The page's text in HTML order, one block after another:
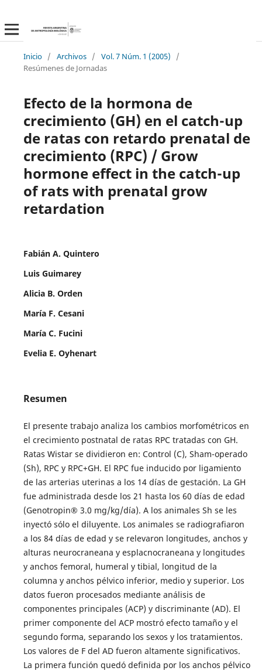
Inicio / Archivos / Vol. 7 Núm. 1 (2005)
/
Resúmenes de Jornadas
Efecto de la hormona de
crecimiento (GH) en el catch-up
de ratas con retardo prenatal de
crecimiento (RPC) / Grow
hormone effect in the catch-up
of rats with prenatal grow
retardation
Fabián A. Quintero
Luis Guimarey
Alicia B. Orden
María F. Cesani
María C. Fucini
Evelia E. Oyhenart
Resumen
El presente trabajo analiza los cambios morfométricos en
el crecimiento postnatal de ratas RPC tratadas con GH.
Ratas Wistar se dividieron en: Control (C), Sham-operado
(Sh), RPC y RPC+GH. El RPC fue inducido por ligamiento
de las arterias uterinas a los 14 días de gestación. La GH
fue administrada desde los 21 hasta los 60 días de edad
(Genotropin® 3.0 mg/kg/día). A los animales Sh se les
inyectó sólo el diluyente. Los animales se radiografiaron
a los 84 días de edad y se relevaron longitudes, anchos y
alturas neurocraneana y esplacnocraneana y longitudes
y anchos femoral, humeral y tibial, longitud de la
columna y anchos pélvico inferior, medio y superior. Los
datos fueron procesados mediante análisis de
componentes principales (ACP) y discriminante (AD). El
primer componente del ACP mostró efecto tamaño y el
segundo forma, separando los sexos y los tratamientos.
Los valores de F del AD fueron altamente significativos.
La primera función quedó definida por los anchos pélvico